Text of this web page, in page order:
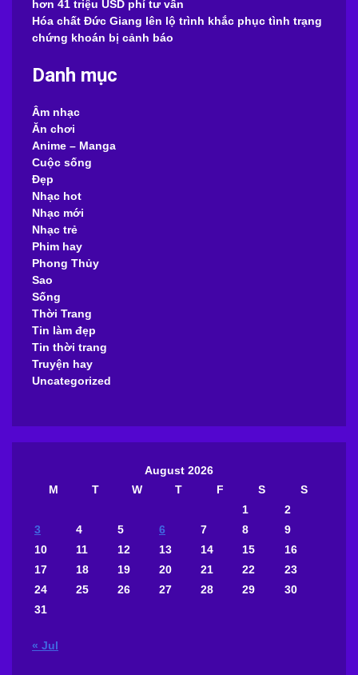
hơn 41 triệu USD phí tư vấn
Hóa chất Đức Giang lên lộ trình khắc phục tình trạng
chứng khoán bị cảnh báo
Danh mục
Âm nhạc
Ăn chơi
Anime – Manga
Cuộc sống
Đẹp
Nhạc hot
Nhạc mới
Nhạc trẻ
Phim hay
Phong Thủy
Sao
Sống
Thời Trang
Tin làm đẹp
Tin thời trang
Truyện hay
Uncategorized
August 2026
M
T W T F S
S
1
2
3
4 5 6 7 8
9
10
11 12 13 14 15
16
17
18 19 20 21 22
23
24
25 26 27 28 29
30
31
« Jul